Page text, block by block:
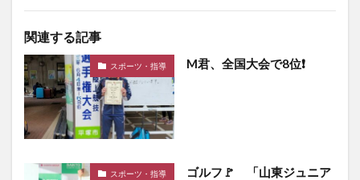
関連する記事
スポーツ・指導 M君、全国大会で8位❗
スポーツ・指導
ゴルフ🚩 「山東ジュニア